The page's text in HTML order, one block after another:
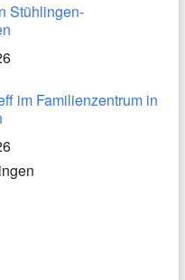
Stühlingen-
im Familienzentrum in